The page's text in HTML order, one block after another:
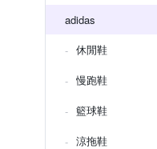
adidas
休閒鞋
慢跑鞋
籃球鞋
涼拖鞋